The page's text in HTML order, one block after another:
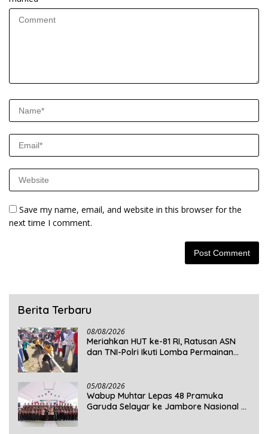
Save my name, email, and website in this browser for the
next time I comment.
Berita Terbaru
08/08/2026
Meriahkan HUT ke-81 RI, Ratusan ASN
dan TNI-Polri Ikuti Lomba Permainan
05/08/2026
Wabup Muhtar Lepas 48 Pramuka
Garuda Selayar ke Jambore Nasional XII